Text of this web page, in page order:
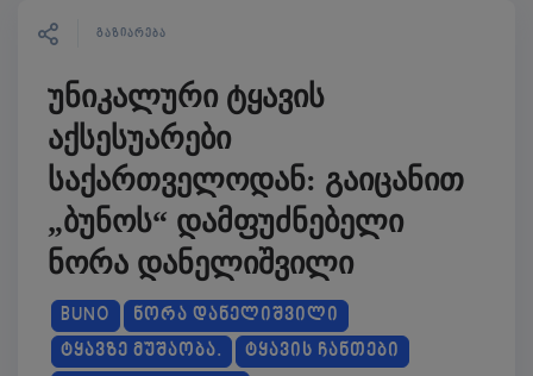
ᲒᲐᲖᲘᲐᲠᲔᲑᲐ
უნიკალური ტყავის
აქსესუარები
საქართველოდან: გაიცანით
„ბუნოს“ დამფუძნებელი
ნორა დანელიშვილი
BUNO
ᲜᲝᲠᲐ ᲓᲐᲜᲔᲚᲘᲨᲕᲘᲚᲘ
ᲢᲧᲐᲕᲖᲔ ᲛᲣᲨᲐᲝᲑᲐ.
ᲢᲧᲐᲕᲘᲡ ᲩᲐᲜᲗᲔᲑᲘ